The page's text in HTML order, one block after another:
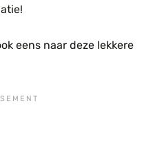
eens naar deze lekkere